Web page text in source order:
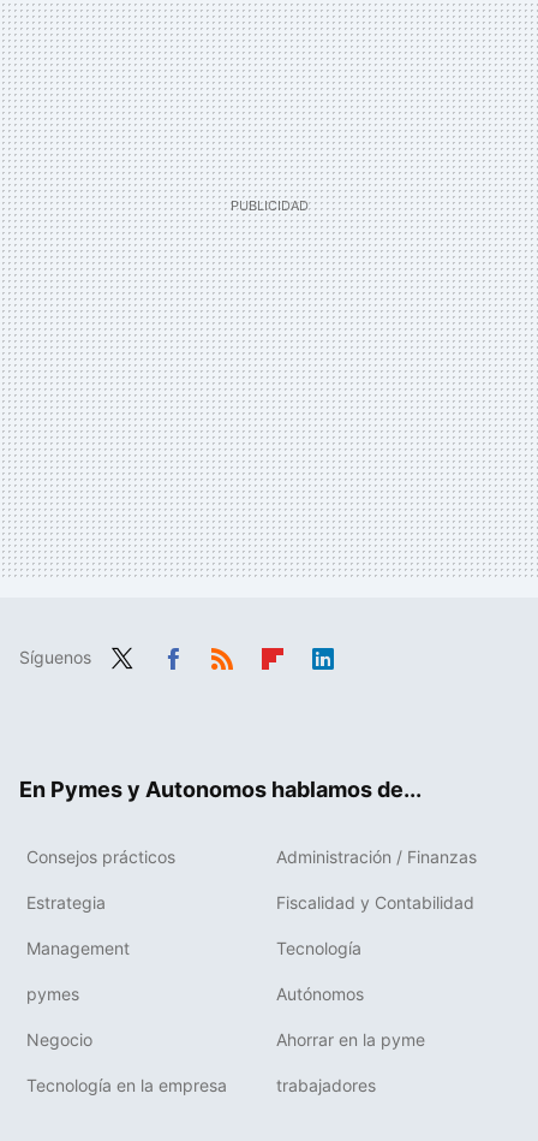
Síguenos
En Pymes y Autonomos hablamos de...
Consejos prácticos Administración / Finanzas
Estrategia Fiscalidad y Contabilidad
Management Tecnología
pymes Autónomos
Negocio Ahorrar en la pyme
Tecnología en la empresa trabajadores